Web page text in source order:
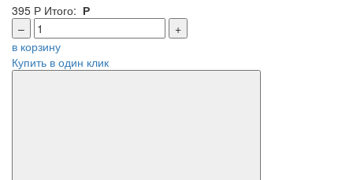
395 Р Итого: Р
–
+
в корзину
Купить в один клик